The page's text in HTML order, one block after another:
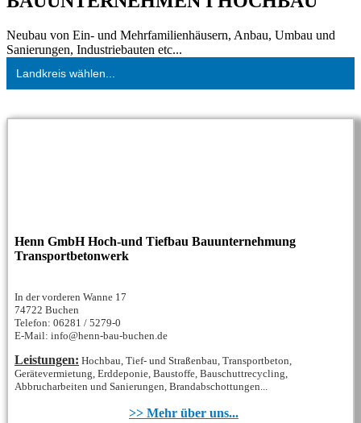
Neubau von Ein- und Mehrfamilienhäusern, Anbau, Umbau und
Sanierungen, Industriebauten etc...
Landkreis wählen...
Henn GmbH Hoch-und Tiefbau Bauunternehmung
Transportbetonwerk
In der vorderen Wanne 17
74722 Buchen
Telefon: 06281 / 5279-0
E-Mail: info@henn-bau-buchen.de
Leistungen: Hochbau, Tief- und Straßenbau, Transportbeton,
Gerätevermietung, Erddeponie, Baustoffe, Bauschuttrecycling,
Abbrucharbeiten und Sanierungen, Brandabschottungen...
>> Mehr über uns...